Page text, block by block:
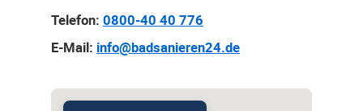
Telefon: 0800-40 40 776
E-Mail: info@badsanieren24.de